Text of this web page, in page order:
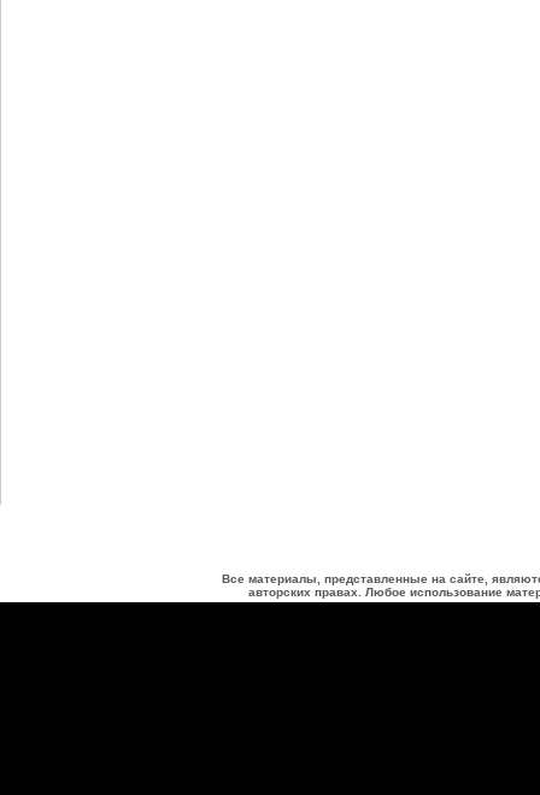
Все материалы, представленные на сайте,
авторских правах. Любое использование